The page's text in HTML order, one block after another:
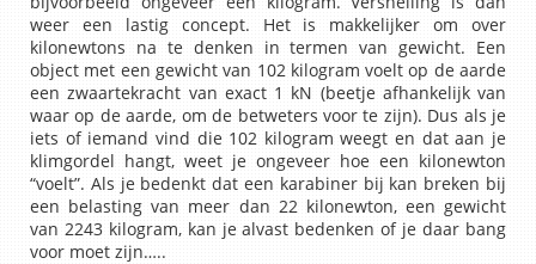
weer een lastig concept. Het is makkelijker om over
kilonewtons na te denken in termen van gewicht. Een
object met een gewicht van 102 kilogram voelt op de aarde
een zwaartekracht van exact 1 kN (beetje afhankelijk van
waar op de aarde, om de betweters voor te zijn). Dus als je
iets of iemand vind die 102 kilogram weegt en dat aan je
klimgordel hangt, weet je ongeveer hoe een kilonewton
“voelt”. Als je bedenkt dat een karabiner bij kan breken bij
een belasting van meer dan 22 kilonewton, een gewicht
van 2243 kilogram, kan je alvast bedenken of je daar bang
voor moet zijn…..